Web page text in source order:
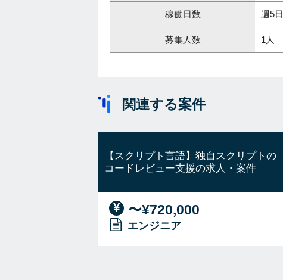
稼働日数 週5日
募集人数 1人
関連する案件
【スクリプト言語】独自スクリプトの
コードレビュー支援の求人・案件
〜¥720,000
エンジニア